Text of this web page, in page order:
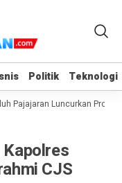
Politik Teknologi
Politik Teknologi
Pajajaran Luncurkan
CJS